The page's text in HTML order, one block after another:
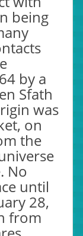
being
by a
Sfath
was
on
the
No
until
28,
from